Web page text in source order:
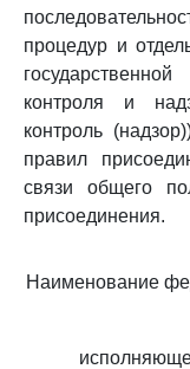
процедур и
контроля и
контроль
правил
связи общего
присоединения.
Наименование